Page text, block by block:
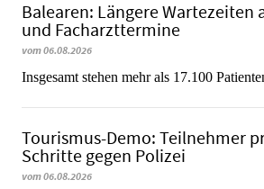
Balearen: Längere Wartezeiten
und Facharzttermine
vom 06.08.2026
Insgesamt stehen mehr als 17.100
Tourismus-Demo: Teilnehmer
Schritte gegen Polizei
vom 06.08.2026